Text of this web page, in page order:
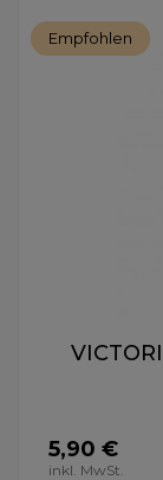
Empfohlen
5,90 €
inkl. MwSt.